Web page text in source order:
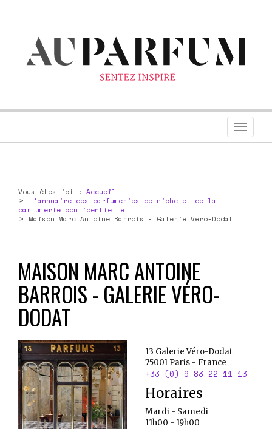
Vous êtes ici : Accueil
L’annuaire des parfumeries de niche et de la
parfumerie confidentielle
Maison Marc Antoine Barrois - Galerie Véro-Dodat
MAISON MARC ANTOINE
BARROIS - GALERIE VÉRO-
DODAT
13 Galerie Véro-Dodat
75001 Paris - France
+33 (0) 9 83 22 11 13
Horaires
Mardi - Samedi
11h00 - 19h00